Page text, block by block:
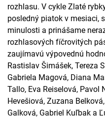
rozhlasu. V cykle Zlaté
posledný piatok v mesiaci,
minulosti a prinášame
rozhlasových fíčrovitých
zaujímavú výpovednú
Rastislav Šimášek, Tereza
Gabriela Magová, Diana
Tallo, Eva Reiselová, Pavol
Hevešiová, Zuzana
Galková, Gabriel Kuľbak a